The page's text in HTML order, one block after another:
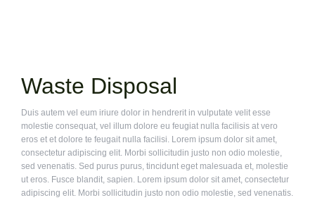
Waste Disposal
Duis autem vel eum iriure dolor in hendrerit in vulputate velit esse
molestie consequat, vel illum dolore eu feugiat nulla facilisis at vero
eros et et dolore te feugait nulla facilisi. Lorem ipsum dolor sit amet,
consectetur adipiscing elit. Morbi sollicitudin justo non odio molestie,
sed venenatis. Sed purus purus, tincidunt eget malesuada et, molestie
ut eros. Fusce blandit, sapien. Lorem ipsum dolor sit amet, consectetur
adipiscing elit. Morbi sollicitudin justo non odio molestie, sed venenatis.